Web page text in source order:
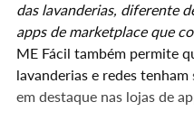
das lavanderias, diferente
apps de marketplace que
ME Fácil também permite
lavanderias e redes tenham
em destaque nas lojas de